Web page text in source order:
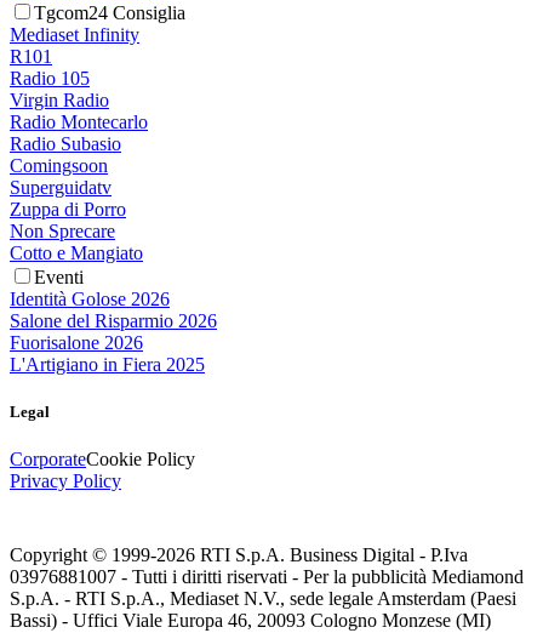
Tgcom24 Consiglia
Mediaset Infinity
R101
Radio 105
Virgin Radio
Radio Montecarlo
Radio Subasio
Comingsoon
Superguidatv
Zuppa di Porro
Non Sprecare
Cotto e Mangiato
Eventi
Identità Golose 2026
Salone del Risparmio 2026
Fuorisalone 2026
L'Artigiano in Fiera 2025
Legal
CorporateCookie Policy
Privacy Policy
Copyright © 1999-2026 RTI S.p.A. Business Digital - P.Iva
03976881007 - Tutti i diritti riservati - Per la pubblicità Mediamond
S.p.A. - RTI S.p.A., Mediaset N.V., sede legale Amsterdam (Paesi
Bassi) - Uffici Viale Europa 46, 20093 Cologno Monzese (MI)